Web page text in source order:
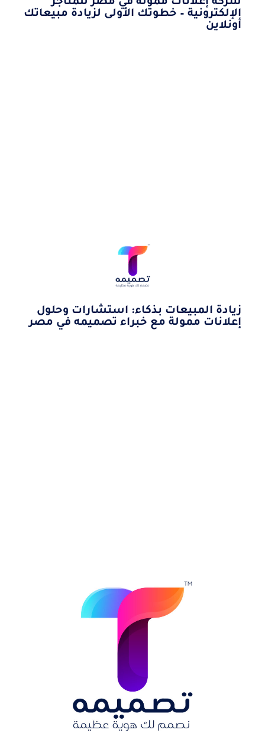
الإلكترونية – خطوتك الأولى لزيادة مبيعاتك
أونلاين
زيادة المبيعات بذكاء: استشارات وحلول
إعلانات ممولة مع خبراء تصميمه في مصر